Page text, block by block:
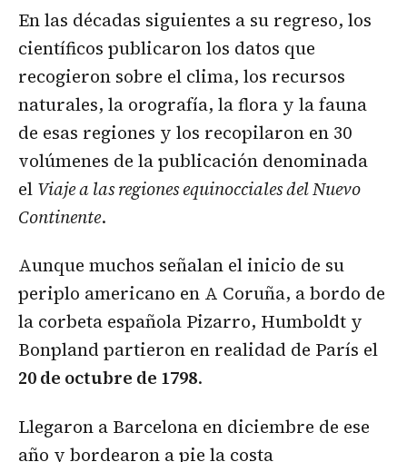
En las décadas siguientes a su regreso, los
científicos publicaron los datos que
recogieron sobre el clima, los recursos
naturales, la orografía, la flora y la fauna
de esas regiones y los recopilaron en 30
volúmenes de la publicación denominada
el Viaje a las regiones equinocciales del Nuevo
Continente.
Aunque muchos señalan el inicio de su
periplo americano en A Coruña, a bordo de
la corbeta española Pizarro, Humboldt y
Bonpland partieron en realidad de París el
20 de octubre de 1798.
Llegaron a Barcelona en diciembre de ese
año y bordearon a pie la costa